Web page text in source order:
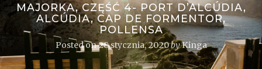
MAJORKA, CZĘŚĆ 4- PORT D’ALCÚDIA,
ALCÚDIA, CAP DE FORMENTOR,
POLLENSA
Posted on28 stycznia, 2020byKinga